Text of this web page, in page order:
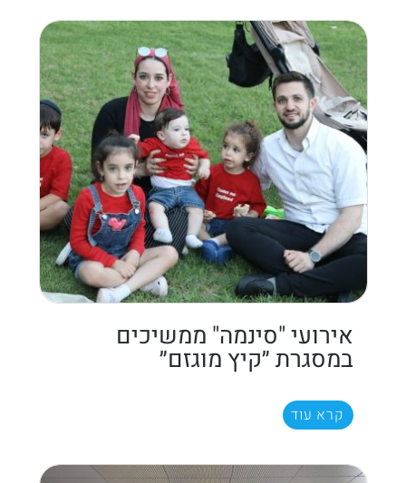
אירועי "סינמה" ממשיכים
במסגרת ״קיץ מוגזם״
קרא עוד